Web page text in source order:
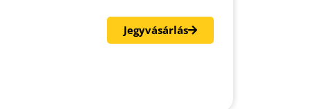
Jegyvásárlás